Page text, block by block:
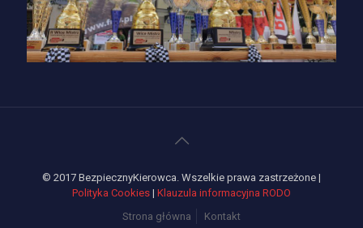
© 2017 BezpiecznyKierowca. Wszelkie prawa zastrzeżone |
Polityka Cookies | Klauzula informacyjna RODO
Strona główna
Kontakt